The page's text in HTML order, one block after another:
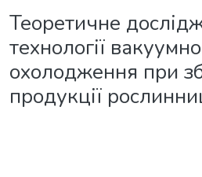
Теоретичне
технології
охолодження при
продукції